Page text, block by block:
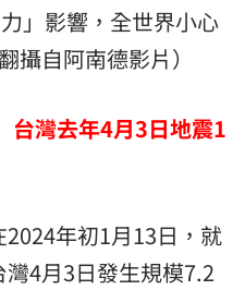
」影響，全世界小心
攝自阿南德影片）
台灣去年4月3日地震1
年初1月13日，就
4月3日發生規模7.2